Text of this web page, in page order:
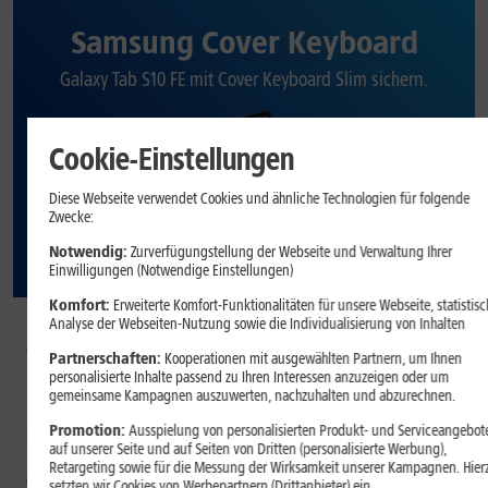
Samsung Cover Keyboard
Galaxy Tab S10 FE mit Cover Keyboard Slim sichern.
Auf Wunsch: Samsung Book
Cover Keyboard Slim
Bei Bestellung eines Samsung Galaxy Tab S10 FE erhalten Sie das
Samsung Book Cover Keyboard Slim im Wert von 160,– € nur 4,–
€/Monat auf Wunsch dazu. Das Book Cover Keyboard Slim für das
Galaxy Tab S10 FE ist ausgestattet mit einer QWERTZ Tastatur und
Cookie-Einstellungen
Diese Webseite verwendet Cookies und ähnliche Technologien für folgende
Zwecke:
Notwendig: Zurverfügungstellung der Webseite und Verwaltung Ihrer
Einwilligungen (Notwendige Einstellungen)
Komfort: Erweiterte Komfort-Funktionalitäten für unsere Webseite,
Analyse der Webseiten-Nutzung sowie die Individualisierung von Inhalten
Partnerschaften: Kooperationen mit ausgewählten Partnern, um Ihnen
personalisierte Inhalte passend zu Ihren Interessen anzuzeigen oder um
gemeinsame Kampagnen auszuwerten, nachzuhalten und abzurechnen.
Promotion:Ausspielung von personalisierten Produkt- und
auf unserer Seite und auf Seiten von Dritten (personalisierte Werbung),
Retargeting sowie für die Messung der Wirksamkeit unserer Kampagnen.